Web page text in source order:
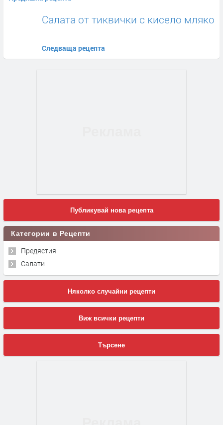
Салата от тиквички с кисело мляко
Следваща рецепта
Публикувай нова рецепта
Категории в Рецепти
Предястия
Салати
Няколко случайни рецепти
Виж всички рецепти
Търсене